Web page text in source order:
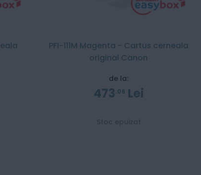
PFI-111M Magenta - Cartus cerneala
original Canon
de la:
473 06 Lei